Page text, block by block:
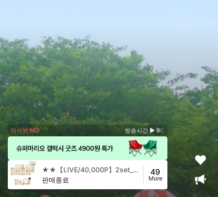
라이브 MD 방송시간 ▶ 90분 방송 (21시30분까
★★【LIVE/40,000P】2set_시그니아 에센셜 2종세트 + 20종 증정
판매종료
49
More